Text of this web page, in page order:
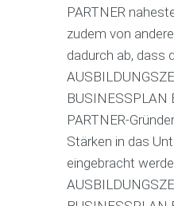
PARTNER
zudem von
dadurch ab, dass
BUSINESSPLAN
PARTNER-
Stärken in das
eingebracht